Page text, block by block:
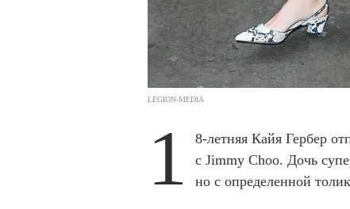
LEGION-MEDIA
1
8-летняя Кайя Гербер
с Jimmy Choo. Дочь
но с определенной